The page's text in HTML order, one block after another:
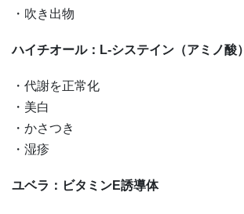
・吹き出物
ハイチオール：L-システイン（アミノ酸）
・代謝を正常化
・美白
・かさつき
・湿疹
ユベラ：ビタミンE誘導体